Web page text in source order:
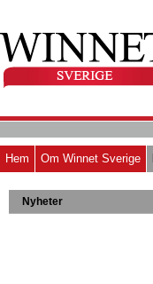
Hem Om Winnet Sverige
Nyheter